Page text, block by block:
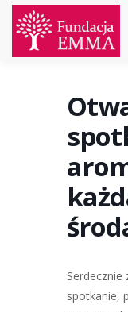
PROJEKTY
Serdecznie
spotkanie,